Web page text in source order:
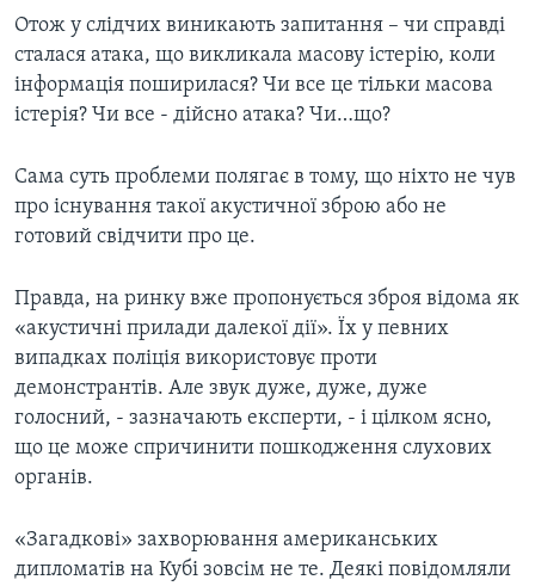
Отож у слідчих виникають запитання – чи справді
сталася атака, що викликала масову істерію, коли
інформація поширилася? Чи все це тільки масова
істерія? Чи все - дійсно атака? Чи…що?
Сама суть проблеми полягає в тому, що ніхто не чув
про існування такої акустичної зброю або не
готовий свідчити про це.
Правда, на ринку вже пропонується зброя відома як
«акустичні прилади далекої дії». Їх у певних
випадках поліція використовує проти
демонстрантів. Але звук дуже, дуже, дуже
голосний, - зазначають експерти, - і цілком ясно,
що це може спричинити пошкодження слухових
органів.
«Загадкові» захворювання американських
дипломатів на Кубі зовсім не те. Деякі повідомляли